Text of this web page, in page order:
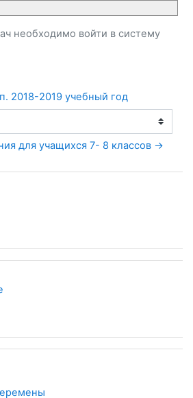
необходимо войти в систему
2018-2019 учебный год
для учащихся 7- 8 классов →